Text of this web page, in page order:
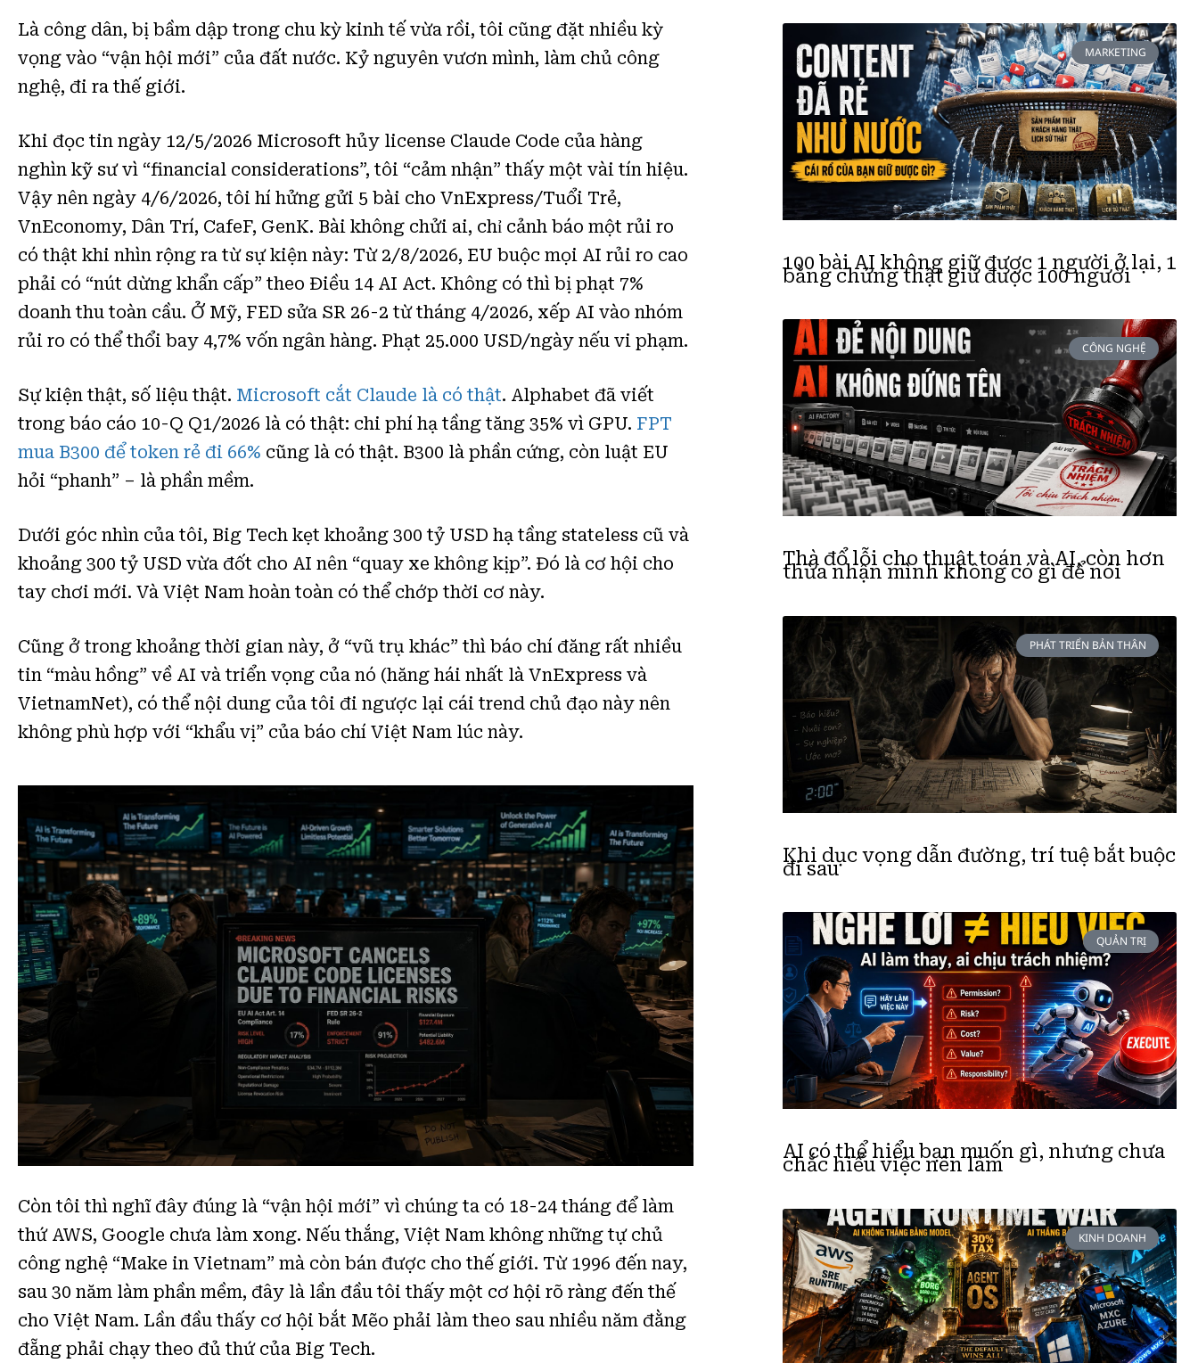
Là công dân, bị bầm dập trong chu kỳ kinh tế vừa rồi, tôi cũng đặt nhiều kỳ
vọng vào “vận hội mới” của đất nước. Kỷ nguyên vươn mình, làm chủ công
nghệ, đi ra thế giới.
Khi đọc tin ngày 12/5/2026 Microsoft hủy license Claude Code của hàng
nghìn kỹ sư vì “financial considerations”, tôi “cảm nhận” thấy một vài tín hiệu.
Vậy nên ngày 4/6/2026, tôi hí hửng gửi 5 bài cho VnExpress/Tuổi Trẻ,
VnEconomy, Dân Trí, CafeF, GenK. Bài không chửi ai, chỉ cảnh báo một rủi ro
có thật khi nhìn rộng ra từ sự kiện này: Từ 2/8/2026, EU buộc mọi AI rủi ro cao
phải có “nút dừng khẩn cấp” theo Điều 14 AI Act. Không có thì bị phạt 7%
doanh thu toàn cầu. Ở Mỹ, FED sửa SR 26-2 từ tháng 4/2026, xếp AI vào nhóm
rủi ro có thể thổi bay 4,7% vốn ngân hàng. Phạt 25.000 USD/ngày nếu vi phạm.
Sự kiện thật, số liệu thật. Microsoft cắt Claude là có thật. Alphabet đã viết
trong báo cáo 10-Q Q1/2026 là có thật: chi phí hạ tầng tăng 35% vì GPU. FPT
mua B300 để token rẻ đi 66% cũng là có thật. B300 là phần cứng, còn luật EU
hỏi “phanh” – là phần mềm.
Dưới góc nhìn của tôi, Big Tech kẹt khoảng 300 tỷ USD hạ tầng stateless cũ và
khoảng 300 tỷ USD vừa đốt cho AI nên “quay xe không kịp”. Đó là cơ hội cho
tay chơi mới. Và Việt Nam hoàn toàn có thể chớp thời cơ này.
Cũng ở trong khoảng thời gian này, ở “vũ trụ khác” thì báo chí đăng rất nhiều
tin “màu hồng” về AI và triển vọng của nó (hăng hái nhất là VnExpress và
VietnamNet), có thể nội dung của tôi đi ngược lại cái trend chủ đạo này nên
không phù hợp với “khẩu vị” của báo chí Việt Nam lúc này.
Còn tôi thì nghĩ đây đúng là “vận hội mới” vì chúng ta có 18-24 tháng để làm
thứ AWS, Google chưa làm xong. Nếu thắng, Việt Nam không những tự chủ
công nghệ “Make in Vietnam” mà còn bán được cho thế giới. Từ 1996 đến nay,
sau 30 năm làm phần mềm, đây là lần đầu tôi thấy một cơ hội rõ ràng đến thế
cho Việt Nam. Lần đầu thấy cơ hội bắt Mẽo phải làm theo sau nhiều năm đằng
đẵng phải chạy theo đủ thứ của Big Tech.
MARKETING
100 bài AI không giữ được 1 người ở lại, 1
bằng chứng thật giữ được 100 người
CÔNG NGHỆ
Thà đổ lỗi cho thuật toán và AI, còn hơn
thừa nhận mình không có gì để nói
PHÁT TRIỂN BẢN THÂN
Khi dục vọng dẫn đường, trí tuệ bắt buộc
đi sau
QUẢN TRỊ
AI có thể hiểu bạn muốn gì, nhưng chưa
chắc hiểu việc nên làm
KINH DOANH